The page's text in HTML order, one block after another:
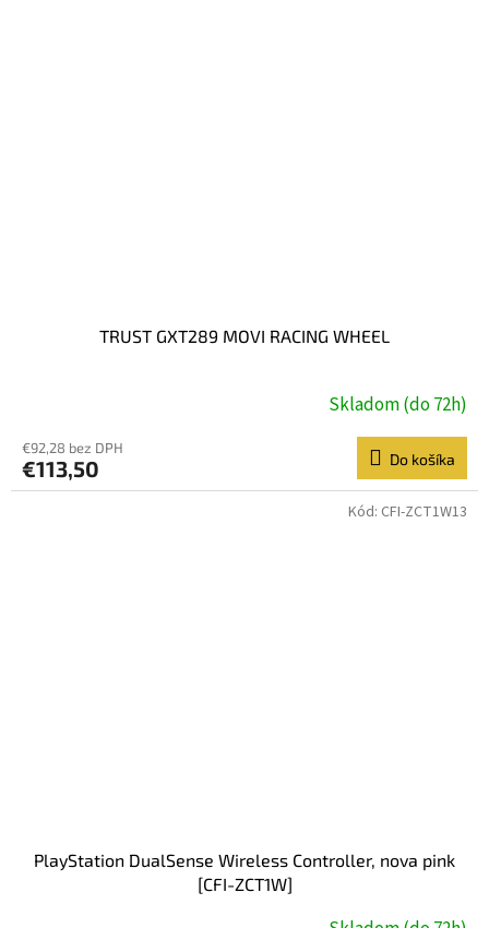
TRUST GXT289 MOVI RACING WHEEL
Skladom (do 72h)
€92,28 bez DPH
€113,50 Do košíka
PlayStation DualSense Wireless Controller, nova pink
[CFI-ZCT1W]
Kód: CFI-ZCT1W13